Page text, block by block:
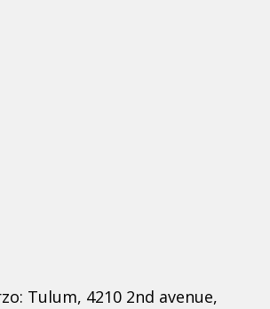
Tulum, 4210 2nd avenue,